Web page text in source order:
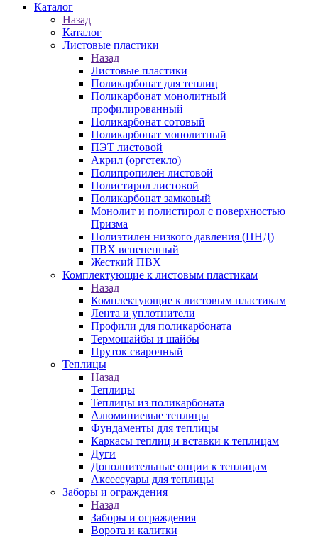
Каталог
Назад
Каталог
Листовые пластики
Назад
Листовые пластики
Поликарбонат для теплиц
Поликарбонат монолитный
профилированный
Поликарбонат сотовый
Поликарбонат монолитный
ПЭТ листовой
Акрил (оргстекло)
Полипропилен листовой
Полистирол листовой
Поликарбонат замковый
Монолит и полистирол с поверхностью
Призма
Полиэтилен низкого давления (ПНД)
ПВХ вспененный
Жесткий ПВХ
Комплектующие к листовым пластикам
Назад
Комплектующие к листовым пластикам
Лента и уплотнители
Профили для поликарбоната
Термошайбы и шайбы
Пруток сварочный
Теплицы
Назад
Теплицы
Теплицы из поликарбоната
Алюминиевые теплицы
Фундаменты для теплицы
Каркасы теплиц и вставки к теплицам
Дуги
Дополнительные опции к теплицам
Аксессуары для теплицы
Заборы и ограждения
Назад
Заборы и ограждения
Ворота и калитки